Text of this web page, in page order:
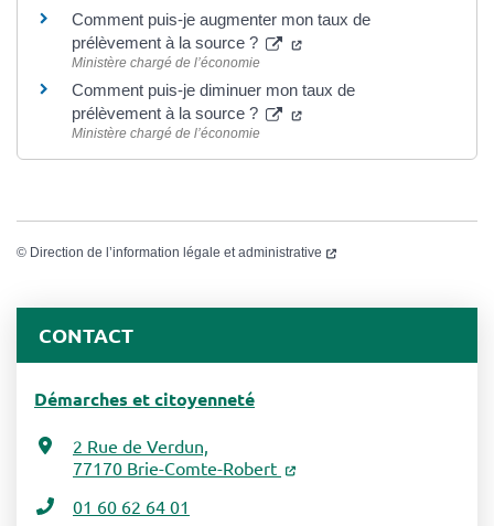
Comment puis-je augmenter mon taux de
prélèvement à la source ?
Ministère chargé de l’économie
Comment puis-je diminuer mon taux de
prélèvement à la source ?
Ministère chargé de l’économie
© Direction de l’information légale et administrative
CONTACT
Démarches et citoyenneté
2 Rue de Verdun,
77170 Brie-Comte-Robert
01 60 62 64 01